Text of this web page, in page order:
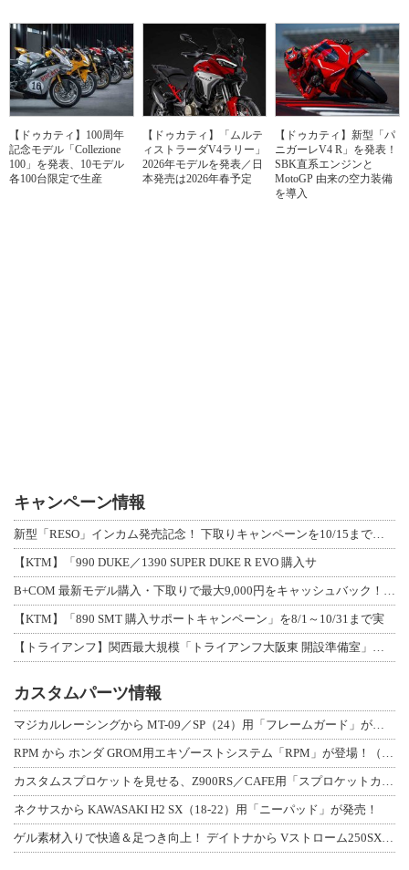
【ドゥカティ】100周年
記念モデル「Collezione
100」を発表、10モデル
各100台限定で生産
【ドゥカティ】「ムルテ
ィストラーダV4ラリー」
2026年モデルを発表／日
本発売は2026年春予定
【ドゥカティ】新型「パ
ニガーレV4 R」を発表！
SBK直系エンジンと
MotoGP 由来の空力装備
を導入
キャンペーン情報
【KTM】「990 DUKE／1390 SUPER DUKE R EVO 購入サ
【KTM】「890 SMT 購入サポートキャンペーン」を8/1～10/31まで実
カスタムパーツ情報
ネクサスから KAWASAKI H2 SX（18-22）用「ニーパッド」が発売！